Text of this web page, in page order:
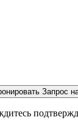
Запрос